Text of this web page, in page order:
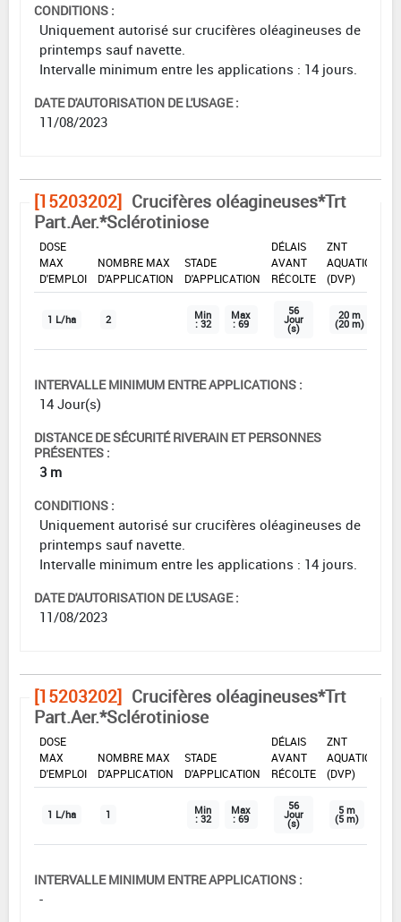
CONDITIONS :
Uniquement autorisé sur crucifères oléagineuses de
printemps sauf navette.
Intervalle minimum entre les applications : 14 jours.
DATE D'AUTORISATION DE L'USAGE :
11/08/2023
[15203202] Crucifères oléagineuses*Trt
Part.Aer.*Sclérotiniose
DOSE
MAX
D'EMPLOI
NOMBRE MAX
D'APPLICATION
STADE
D'APPLICATION
DÉLAIS
AVANT
RÉCOLTE
ZNT
AQUATIQUE
(DVP)
1 L/ha 2 Min
: 32
Max
: 69
56
Jour
(s)
20 m
(20 m)
INTERVALLE MINIMUM ENTRE APPLICATIONS :
14 Jour(s)
DISTANCE DE SÉCURITÉ RIVERAIN ET PERSONNES
PRÉSENTES :
3 m
CONDITIONS :
Uniquement autorisé sur crucifères oléagineuses de
printemps sauf navette.
Intervalle minimum entre les applications : 14 jours.
DATE D'AUTORISATION DE L'USAGE :
11/08/2023
[15203202] Crucifères oléagineuses*Trt
Part.Aer.*Sclérotiniose
DOSE
MAX
D'EMPLOI
NOMBRE MAX
D'APPLICATION
STADE
D'APPLICATION
DÉLAIS
AVANT
RÉCOLTE
ZNT
AQUATIQUE
(DVP)
1 L/ha 1 Min
: 32
Max
: 69
56
Jour
(s)
5 m
(5 m)
INTERVALLE MINIMUM ENTRE APPLICATIONS :
-